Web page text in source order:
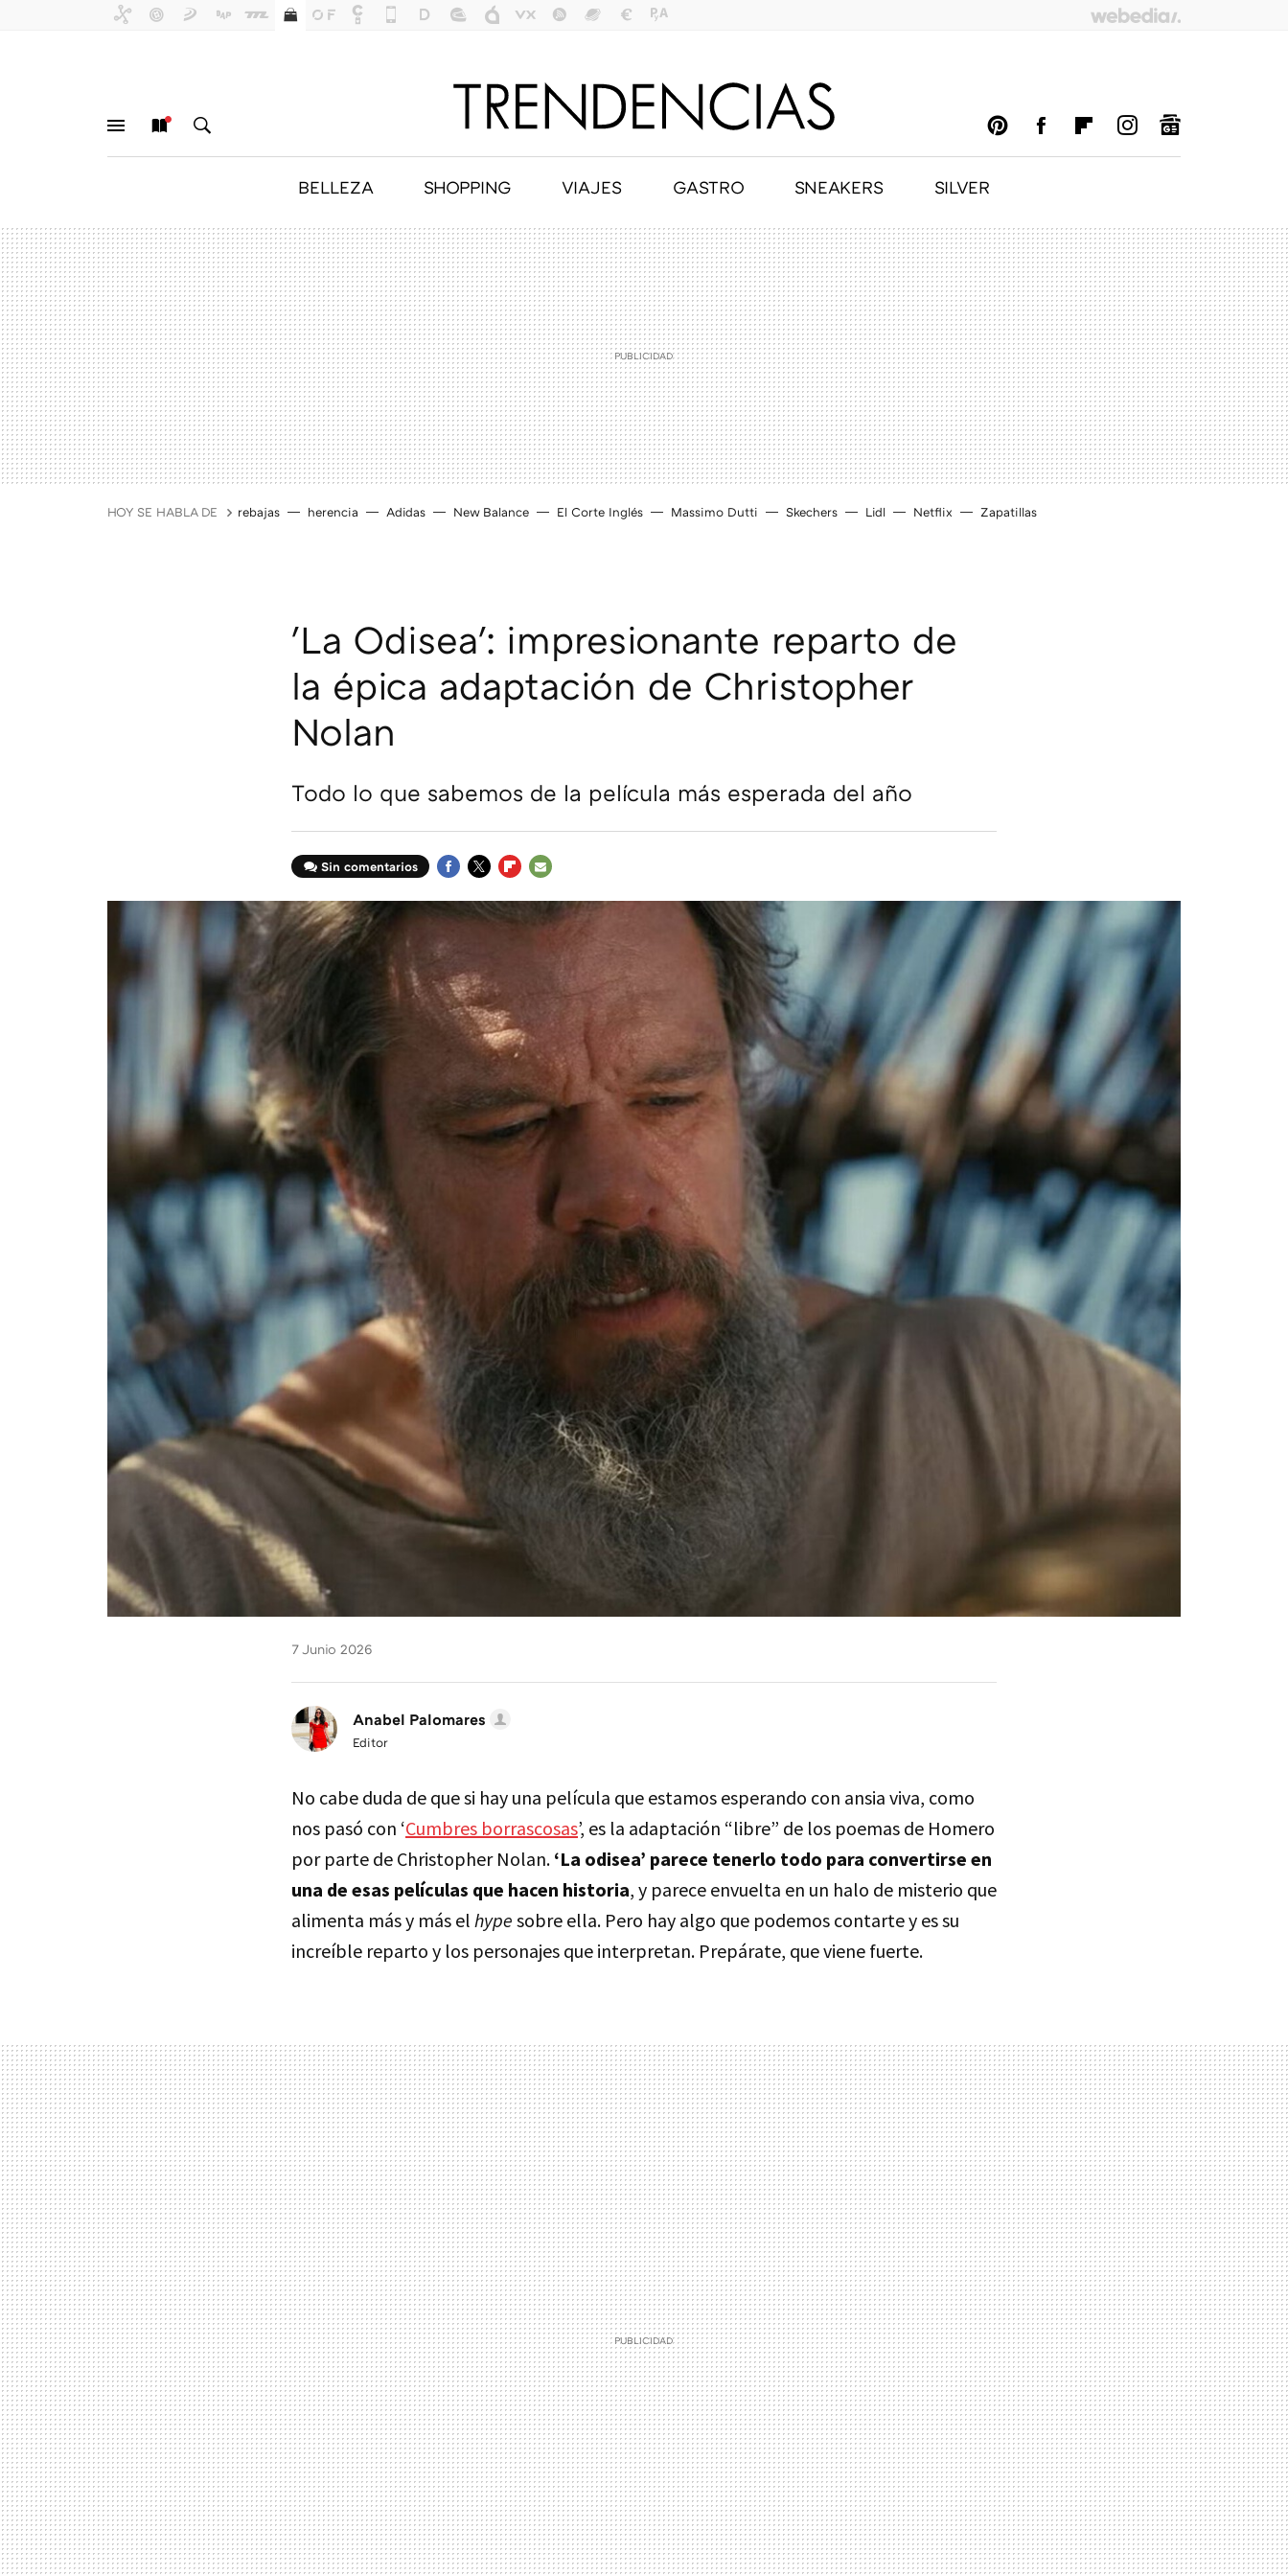
BELLEZA SHOPPING VIAJES GASTRO SNEAKERS SILVER
HOY SE HABLA DE rebajas herencia Adidas New Balance El Corte Inglés Massimo Dutti Skechers Lidl Netflix Zapatillas
'La Odisea': impresionante reparto de
la épica adaptación de Christopher
Nolan
Todo lo que sabemos de la película más esperada del año
Sin comentarios
7 Junio 2026
Anabel Palomares
Editor
No cabe duda de que si hay una película que estamos esperando con ansia viva, como
nos pasó con ‘Cumbres borrascosas’, es la adaptación “libre” de los poemas de Homero
por parte de Christopher Nolan. ‘La odisea’ parece tenerlo todo para convertirse en
una de esas películas que hacen historia, y parece envuelta en un halo de misterio que
alimenta más y más el hype sobre ella. Pero hay algo que podemos contarte y es su
increíble reparto y los personajes que interpretan. Prepárate, que viene fuerte.